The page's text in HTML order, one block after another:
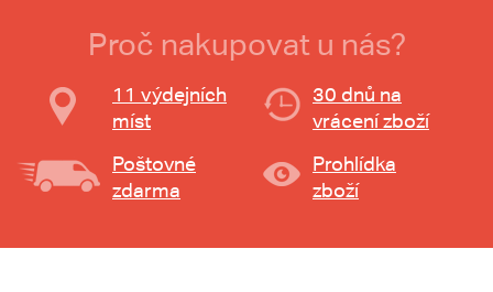
Proč nakupovat u nás?
11 výdejních
míst
30 dnů na
vrácení zboží
Poštovné
zdarma
Prohlídka
zboží